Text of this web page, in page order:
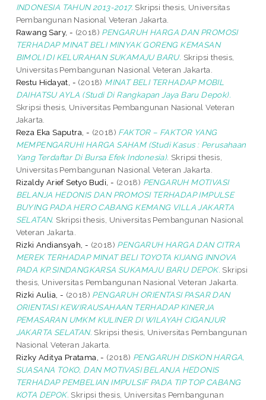
INDONESIA TAHUN 2013-2017. Skripsi thesis, Universitas
Pembangunan Nasional Veteran Jakarta.
Rawang Sary, - (2018) PENGARUH HARGA DAN PROMOSI
TERHADAP MINAT BELI MINYAK GORENG KEMASAN
BIMOLI DI KELURAHAN SUKAMAJU BARU. Skripsi thesis,
Universitas Pembangunan Nasional Veteran Jakarta.
Restu Hidayat, - (2018) MINAT BELI TERHADAP MOBIL
DAIHATSU AYLA (Studi Di Rangkapan Jaya Baru Depok).
Skripsi thesis, Universitas Pembangunan Nasional Veteran
Jakarta.
Reza Eka Saputra, - (2018) FAKTOR – FAKTOR YANG
MEMPENGARUHI HARGA SAHAM (Studi Kasus : Perusahaan
Yang Terdaftar Di Bursa Efek Indonesia). Skripsi thesis,
Universitas Pembangunan Nasional Veteran Jakarta.
Rizaldy Arief Setyo Budi, - (2018) PENGARUH MOTIVASI
BELANJA HEDONIS DAN PROMOSI TERHADAP IMPULSE
BUYING PADA HERO CABANG KEMANG VILLA JAKARTA
SELATAN. Skripsi thesis, Universitas Pembangunan Nasional
Veteran Jakarta.
Rizki Andiansyah, - (2018) PENGARUH HARGA DAN CITRA
MEREK TERHADAP MINAT BELI TOYOTA KIJANG INNOVA
PADA KP.SINDANGKARSA SUKAMAJU BARU DEPOK. Skripsi
thesis, Universitas Pembangunan Nasional Veteran Jakarta.
Rizki Aulia, - (2018) PENGARUH ORIENTASI PASAR DAN
ORIENTASI KEWIRAUSAHAAN TERHADAP KINERJA
PEMASARAN UMKM KULINER DI WILAYAH CIGANJUR
JAKARTA SELATAN. Skripsi thesis, Universitas Pembangunan
Nasional Veteran Jakarta.
Rizky Aditya Pratama, - (2018) PENGARUH DISKON HARGA,
SUASANA TOKO, DAN MOTIVASI BELANJA HEDONIS
TERHADAP PEMBELIAN IMPULSIF PADA TIP TOP CABANG
KOTA DEPOK. Skripsi thesis, Universitas Pembangunan